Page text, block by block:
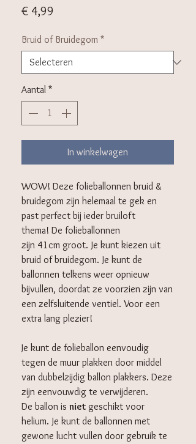
€ 4,99
Bruid of Bruidegom *
Aantal *
In winkelwagen
WOW! Deze folieballonnen bruid &
bruidegom zijn helemaal te gek en
past perfect bij ieder bruiloft
thema! De folieballonnen
zijn 41cm groot. Je kunt kiezen uit
bruid of bruidegom. Je kunt de
ballonnen telkens weer opnieuw
bijvullen, doordat ze voorzien zijn van
een zelfsluitende ventiel. Voor een
extra lang plezier!
Je kunt de folieballon eenvoudig
tegen de muur plakken door middel
van dubbelzijdig ballon plakkers. Deze
zijn eenvouwdig te verwijderen.
De ballon is niet geschikt voor
helium. Je kunt de ballonnen met
gewone lucht vullen door gebruik te